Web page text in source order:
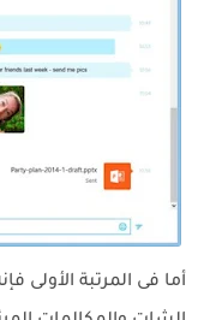
أما فى المرتبة الأولى